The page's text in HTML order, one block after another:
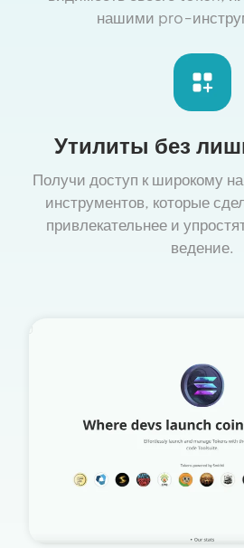
нашими pro-
Утилиты без
Получи доступ к широкому
инструментов, которые
привлекательнее и
ведение.